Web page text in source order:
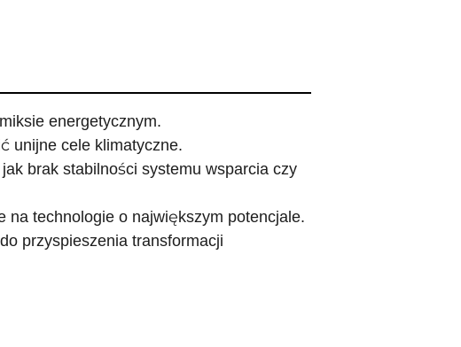
energetycznym.
unijne cele klimatyczne.
brak stabilności systemu wsparcia czy
technologie o największym potencjale.
przyspieszenia transformacji